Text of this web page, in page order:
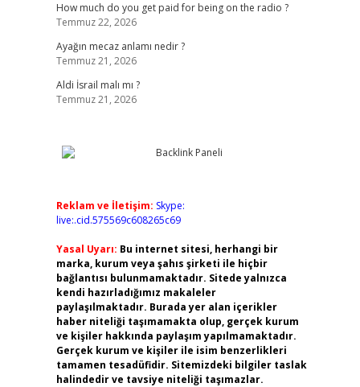
How much do you get paid for being on the radio ?
Temmuz 22, 2026
Ayağın mecaz anlamı nedir ?
Temmuz 21, 2026
Aldi İsrail malı mı ?
Temmuz 21, 2026
Reklam ve İletişim: Skype:
live:.cid.575569c608265c69
Yasal Uyarı: Bu internet sitesi, herhangi bir
marka, kurum veya şahıs şirketi ile hiçbir
bağlantısı bulunmamaktadır. Sitede yalnızca
kendi hazırladığımız makaleler
paylaşılmaktadır. Burada yer alan içerikler
haber niteliği taşımamakta olup, gerçek kurum
ve kişiler hakkında paylaşım yapılmamaktadır.
Gerçek kurum ve kişiler ile isim benzerlikleri
tamamen tesadüfidir. Sitemizdeki bilgiler taslak
halindedir ve tavsiye niteliği taşımazlar.